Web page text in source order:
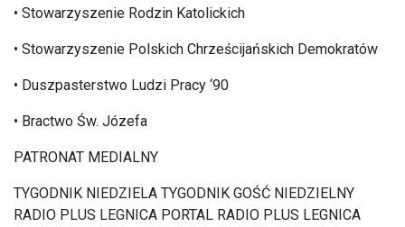
• Stowarzyszenie Rodzin Katolickich
• Stowarzyszenie Polskich Chrześcijańskich Demokratów
• Duszpasterstwo Ludzi Pracy ‘90
• Bractwo Św. Józefa
PATRONAT MEDIALNY
TYGODNIK NIEDZIELA TYGODNIK GOŚĆ NIEDZIELNY
RADIO PLUS LEGNICA PORTAL RADIO PLUS LEGNICA